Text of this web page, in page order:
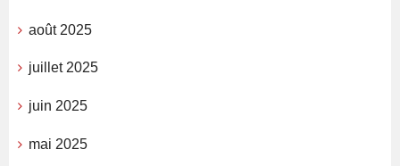
août 2025
juillet 2025
juin 2025
mai 2025